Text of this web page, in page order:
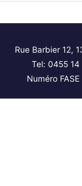
Rue Barbier 12,
Tel: 0455
Numéro